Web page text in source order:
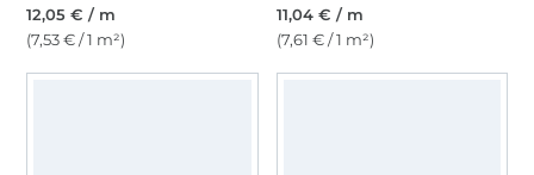
12,05 € / m
(7,53 € / 1 m²)
11,04 € / m
(7,61 € / 1 m²)